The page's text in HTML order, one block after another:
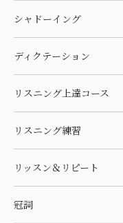
シャドーイング
ディクテーション
リスニング上達コース
リスニング練習
リッスン＆リピート
冠詞